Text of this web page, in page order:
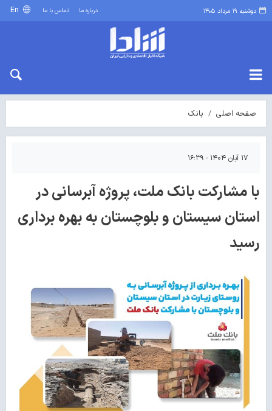
دوشنبه ۱۹ مرداد ۱۴۰۵ درباره ما تماس با ما
صفحه اصلی بانک
۱۷ آبان ۱۴۰۴ - ۱۶:۳۹
با مشارکت بانک ملت، پروژه آبرسانی در
استان سیستان و بلوچستان به بهره برداری
رسید